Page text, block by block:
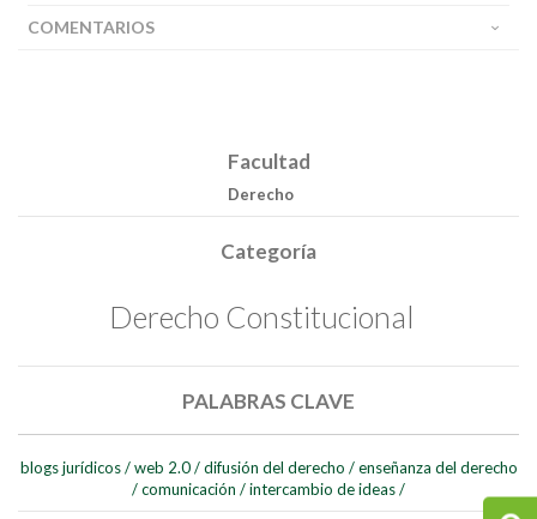
COMENTARIOS
Facultad
Derecho
Categoría
Derecho Constitucional
PALABRAS CLAVE
blogs jurídicos / web 2.0 / difusión del derecho / enseñanza del derecho
/comunicación /intercambio de ideas/